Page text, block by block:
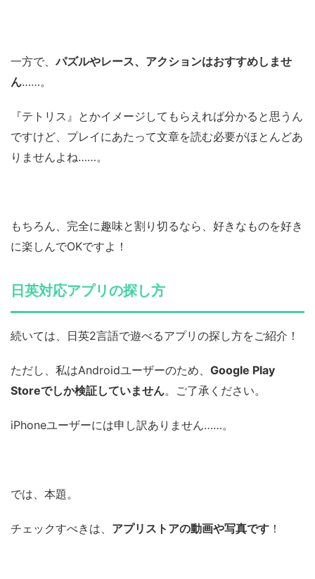
一方で、パズルやレース、アクションはおすすめしませ
ん……。
『テトリス』とかイメージしてもらえれば分かると思うん
ですけど、プレイにあたって文章を読む必要がほとんどあ
りませんよね……。
もちろん、完全に趣味と割り切るなら、好きなものを好き
に楽しんでOKですよ！
日英対応アプリの探し方
続いては、日英2言語で遊べるアプリの探し方をご紹介！
ただし、私はAndroidユーザーのため、 Google Play
Storeでしか検証していません。ご了承ください。
iPhoneユーザーには申し訳ありません……。
では、本題。
チェックすべきは、 アプリストアの動画や写真です ！